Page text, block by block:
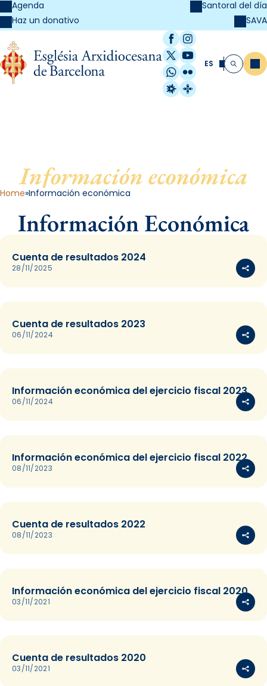
Agenda
Haz un donativo
Santoral del día
SAVA
Facebook
Instagram
X / Twitter
YouTube
WhatsApp
Flickr
Radio Estel
Catalunya
ES Buscar
Información económica
Home Información económica
Información Económica
Cuenta de resultados 2024
28/11/2025
Cuenta de resultados 2023
06/11/2024
Información económica del ejercicio fiscal 2023
06/11/2024
Información económica del ejercicio fiscal 2022
08/11/2023
Cuenta de resultados 2022
08/11/2023
Información económica del ejercicio fiscal 2020
03/11/2021
Cuenta de resultados 2020
03/11/2021